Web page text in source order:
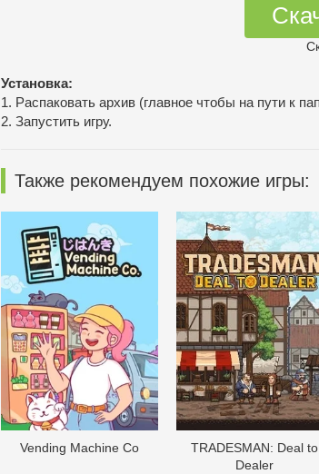
Установка:
1. Распаковать архив (главное чтобы на пути к
2. Запустить игру.
Также рекомендуем похожие игры:
Vending Machine Co
TRADESMAN: Deal to
Dealer